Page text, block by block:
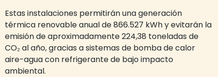
Estas instalaciones permitirán una generación
térmica renovable anual de 866.527 kWh y evitarán la
emisión de aproximadamente 224,38 toneladas de
CO₂ al año, gracias a sistemas de bomba de calor
aire-agua con refrigerante de bajo impacto
ambiental.